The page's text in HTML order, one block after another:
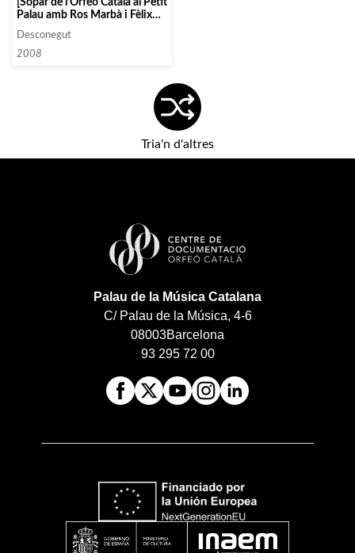
Palau amb Ros Marbà i Fèlix
Fundació, i Josep Vila, director
de l’Orfeó]
Desconegut
2008
Tria'n d'altres
Palau de la Música Catalana
C/ Palau de la Música, 4-6
08003Barcelona
93 295 72 00